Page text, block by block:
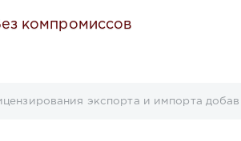
компромиссов
экспорта и импорта добавит